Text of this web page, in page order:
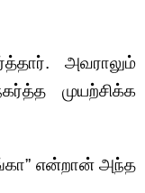
அவராலும்
முயற்சிக்க
என்றான் அந்த